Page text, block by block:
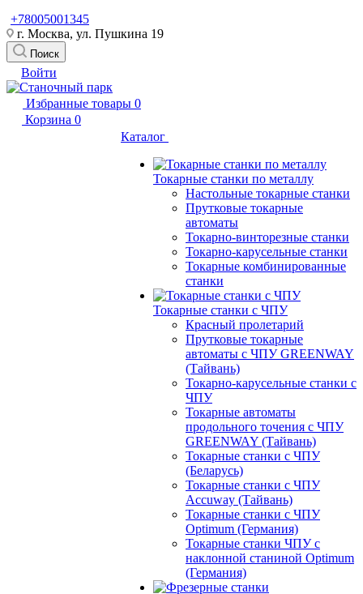
+78005001345
г. Москва, ул. Пушкина 19
Поиск
Войти
Избранные товары 0
Корзина 0
Каталог
Токарные станки по металлу
Настольные токарные станки
Прутковые токарные
автоматы
Токарно-винторезные станки
Токарно-карусельные станки
Токарные комбинированные
станки
Токарные станки с ЧПУ
Красный пролетарий
Прутковые токарные
автоматы с ЧПУ GREENWAY
(Тайвань)
Токарно-карусельные станки с
ЧПУ
Токарные автоматы
продольного точения с ЧПУ
GREENWAY (Тайвань)
Токарные станки с ЧПУ
(Беларусь)
Токарные станки с ЧПУ
Accuway (Тайвань)
Токарные станки с ЧПУ
Optimum (Германия)
Токарные станки ЧПУ с
наклонной станиной Optimum
(Германия)